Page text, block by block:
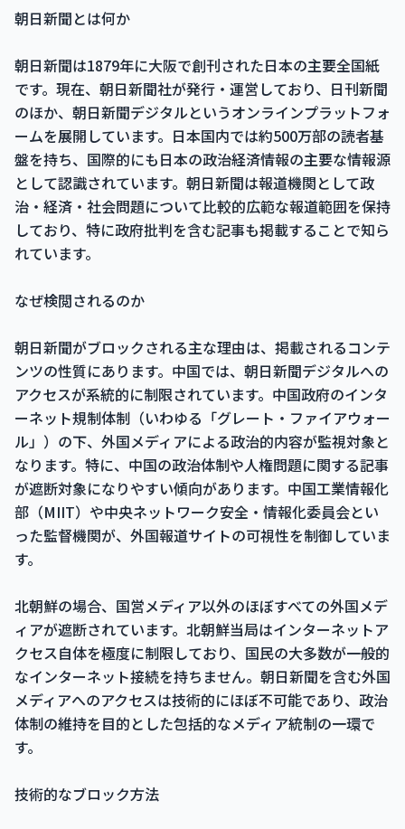
朝日新聞とは何か
朝日新聞は1879年に大阪で創刊された日本の主要全国紙
です。現在、朝日新聞社が発行・運営しており、日刊新聞
のほか、朝日新聞デジタルというオンラインプラットフォ
ームを展開しています。日本国内では約500万部の読者基
盤を持ち、国際的にも日本の政治経済情報の主要な情報源
として認識されています。朝日新聞は報道機関として政
治・経済・社会問題について比較的広範な報道範囲を保持
しており、特に政府批判を含む記事も掲載することで知ら
れています。
なぜ検閲されるのか
朝日新聞がブロックされる主な理由は、掲載されるコンテ
ンツの性質にあります。中国では、朝日新聞デジタルへの
アクセスが系統的に制限されています。中国政府のインタ
ーネット規制体制（いわゆる「グレート・ファイアウォー
ル」）の下、外国メディアによる政治的内容が監視対象と
なります。特に、中国の政治体制や人権問題に関する記事
が遮断対象になりやすい傾向があります。中国工業情報化
部（MIIT）や中央ネットワーク安全・情報化委員会とい
った監督機関が、外国報道サイトの可視性を制御していま
す。
北朝鮮の場合、国営メディア以外のほぼすべての外国メデ
ィアが遮断されています。北朝鮮当局はインターネットア
クセス自体を極度に制限しており、国民の大多数が一般的
なインターネット接続を持ちません。朝日新聞を含む外国
メディアへのアクセスは技術的にほぼ不可能であり、政治
体制の維持を目的とした包括的なメディア統制の一環で
す。
技術的なブロック方法